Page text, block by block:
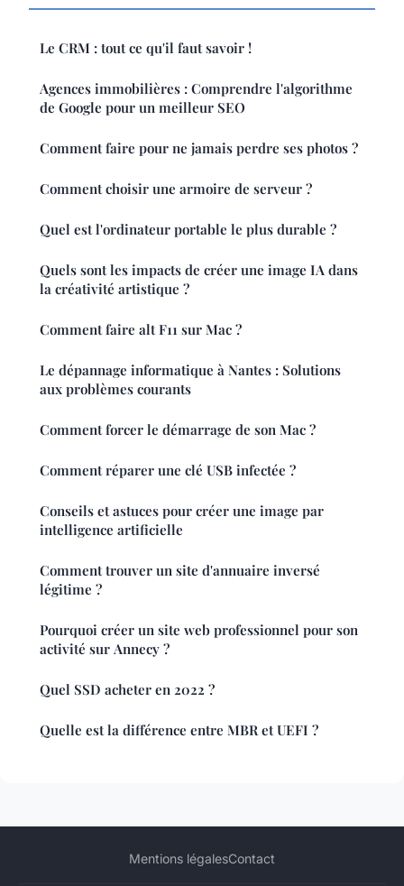
Le CRM : tout ce qu'il faut savoir !
Agences immobilières : Comprendre l'algorithme
de Google pour un meilleur SEO
Comment faire pour ne jamais perdre ses photos ?
Comment choisir une armoire de serveur ?
Quel est l'ordinateur portable le plus durable ?
Quels sont les impacts de créer une image IA dans
la créativité artistique ?
Comment faire alt F11 sur Mac ?
Le dépannage informatique à Nantes : Solutions
aux problèmes courants
Comment forcer le démarrage de son Mac ?
Comment réparer une clé USB infectée ?
Conseils et astuces pour créer une image par
intelligence artificielle
Comment trouver un site d'annuaire inversé
légitime ?
Pourquoi créer un site web professionnel pour son
activité sur Annecy ?
Quel SSD acheter en 2022 ?
Quelle est la différence entre MBR et UEFI ?
Mentions légalesContact